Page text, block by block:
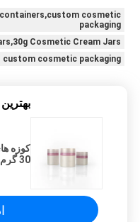
cosmetic
packaging
Cosmetic Cream Jars
custom cosmetic packaging
30 گرم 50 گرم